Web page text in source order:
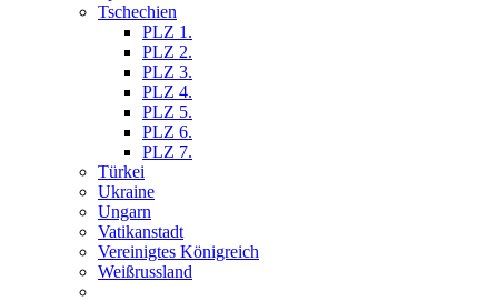
Tschechien
PLZ 1.
PLZ 2.
PLZ 3.
PLZ 4.
PLZ 5.
PLZ 6.
PLZ 7.
Türkei
Ukraine
Ungarn
Vatikanstadt
Vereinigtes Königreich
Weißrussland